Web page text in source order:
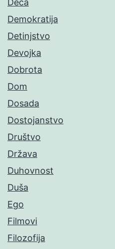
Deca
Demokratija
Detinjstvo
Devojka
Dobrota
Dom
Dosada
Dostojanstvo
Društvo
Država
Duhovnost
Duša
Ego
Filmovi
Filozofija